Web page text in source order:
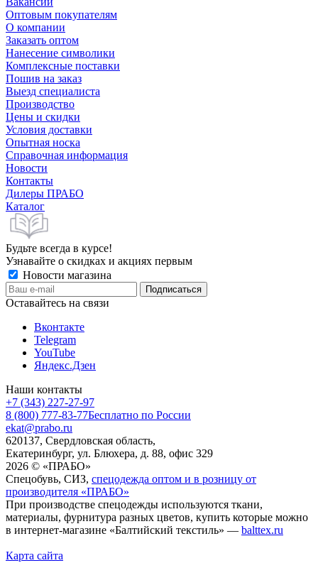
Оптовым покупателям
О компании
Заказать оптом
Нанесение символики
Комплексные поставки
Пошив на заказ
Выезд специалиста
Производство
Цены и скидки
Условия доставки
Опытная носка
Справочная информация
Новости
Контакты
Дилеры ПРАБО
Каталог
Будьте всегда в курсе!
Узнавайте о скидках и акциях первым
Новости магазина
Оставайтесь на связи
Вконтакте
Telegram
YouTube
Яндекс.Дзен
Наши контакты
+7 (343) 227-27-97
8 (800) 777-83-77Бесплатно по России
ekat@prabo.ru
620137, Свердловская область,
Екатеринбург, ул. Блюхера, д. 88, офис 329
2026 © «ПРАБО»
Спецобувь, СИЗ, спецодежда оптом и в розницу от
производителя «ПРАБО»
При производстве спецодежды используются ткани,
материалы, фурнитура разных цветов, купить которые можно
в интернет-магазине «Балтийский текстиль» — balttex.ru
Карта сайта